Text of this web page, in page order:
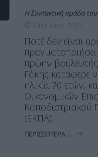
Η Συντακτική ομάδα
Ποτέ δεν είναι
πρώην
Γάκης κατάφερε
ηλικία 70 ετών,
Οικονομικών
Καποδιστριακού
(ΕΚΠΑ).
ΠΕΡΙΣΣΌΤΕΡΑ ...